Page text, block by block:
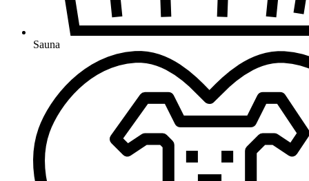
Sauna